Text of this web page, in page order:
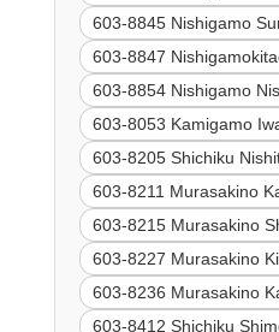
603-8845 Nishigamo
603-8847
603-8854 Nishigamo
603-8053 Kamigamo
603-8205 Shichiku
603-8211 Murasakino
603-8215 Murasakino
603-8227 Murasakino
603-8236 Murasakino
603-8412 Shichiku